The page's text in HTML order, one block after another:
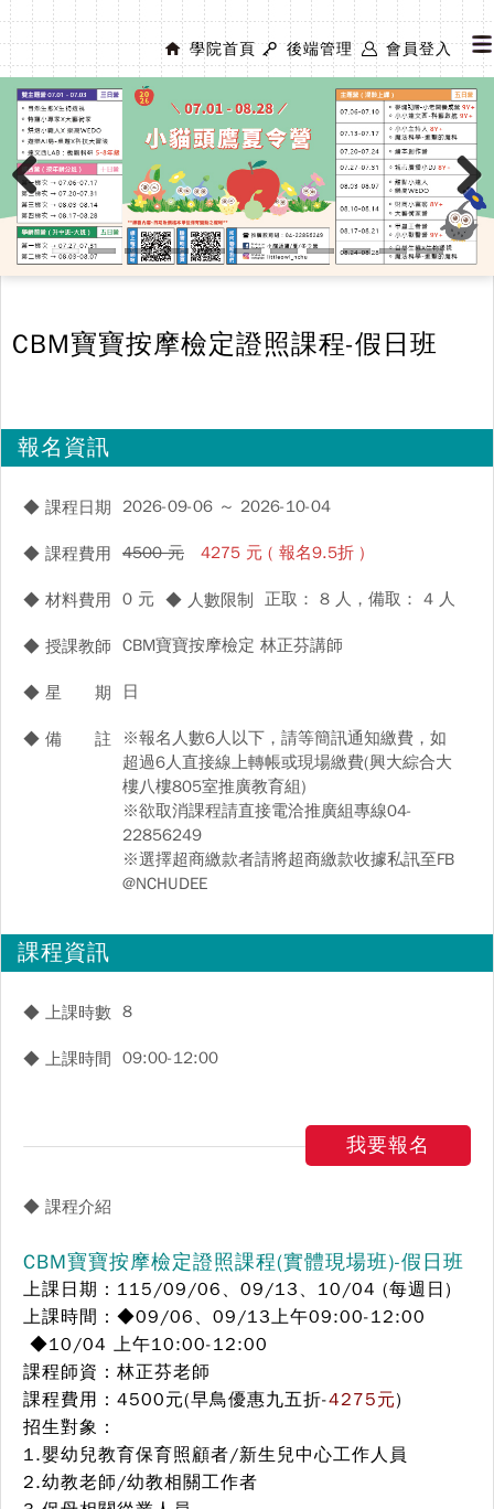
學院首頁 後端管理 會員登入
Previous Next
CBM寶寶按摩檢定證照課程-假日班
報名資訊
◆ 課程日期 2026-09-06 ～ 2026-10-04
◆ 課程費用 4500 元 4275 元 ( 報名9.5折 )
◆ 材料費用 0 元 ◆ 人數限制 正取： 8 人，備取： 4 人
◆ 授課教師 CBM寶寶按摩檢定 林正芬講師
◆ 星 期 日
◆ 備 註
※報名人數6人以下，請等簡訊通知繳費，如
超過6人直接線上轉帳或現場繳費(興大綜合大
樓八樓805室推廣教育組)
※欲取消課程請直接電洽推廣組專線04-
22856249
※選擇超商繳款者請將超商繳款收據私訊至FB
@NCHUDEE
課程資訊
◆ 上課時數 8
◆ 上課時間 09:00-12:00
我要報名
◆ 課程介紹
CBM寶寶按摩檢定證照課程(實體現場班)-假日班
上課日期：115/09/06、09/13、10/04 (每週日)
上課時間：◆09/06、09/13上午09:00-12:00
◆10/04 上午10:00-12:00
課程師資：林正芬老師
課程費用：4500元(早鳥優惠九五折-4275元)
招生對象：
1.嬰幼兒教育保育照顧者/新生兒中心工作人員
2.幼教老師/幼教相關工作者